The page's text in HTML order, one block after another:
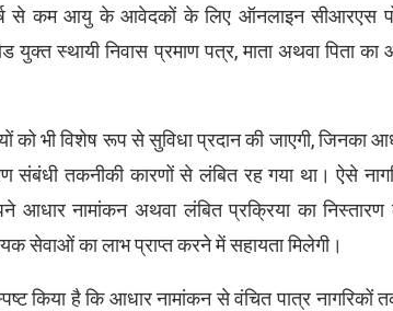
से कम आयु के आवेदकों के लिए ऑनलाइन सीआरएस
युक्त स्थायी निवास प्रमाण पत्र, माता अथवा पिता
को भी विशेष रूप से सुविधा प्रदान की जाएगी, जिनका
संबंधी तकनीकी कारणों से लंबित रह गया था। ऐसे
आधार नामांकन अथवा लंबित प्रक्रिया का
सेवाओं का लाभ प्राप्त करने में सहायता मिलेगी।
किया है कि आधार नामांकन से वंचित पात्र नागरिकों